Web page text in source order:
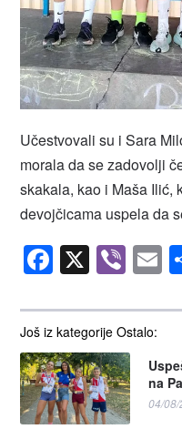
Još iz kategorije Ostalo:
na
04/
Učestvovali su i Sara
morala da se zadovolji
skakala, kao i Maša Ilić,
devojčicama uspela da
Facebook
X